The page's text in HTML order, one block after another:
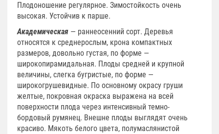
Плодоношение регулярное. Зимостойкость очень
высокая. Устойчив к парше.
Академическая — раннеосенний сорт. Деревья
относятся к среднерослым, крона компактных
размеров, довольно густая, по форме —
широкопирамидальная. Плоды средней и крупной
величины, слегка бугристые, по форме —
широкогрушевидные. По основному окрасу груши
желтые, покровная окраска выражена на всей
поверхности плода через интенсивный темно-
бордовый румянец. Внешне плоды выглядят очень
красиво. Мякоть белого цвета, полумаслянистой